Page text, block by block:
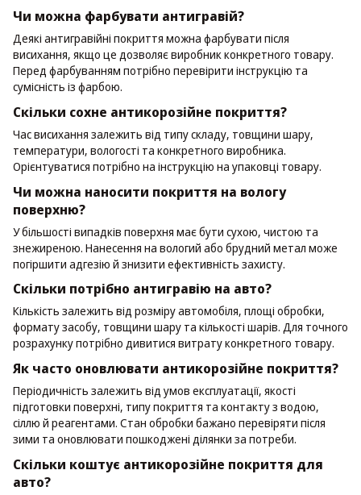
Чи можна фарбувати антигравій?
Деякі антигравійні покриття можна фарбувати після
висихання, якщо це дозволяє виробник конкретного товару.
Перед фарбуванням потрібно перевірити інструкцію та
сумісність із фарбою.
Скільки сохне антикорозійне покриття?
Час висихання залежить від типу складу, товщини шару,
температури, вологості та конкретного виробника.
Орієнтуватися потрібно на інструкцію на упаковці товару.
Чи можна наносити покриття на вологу
поверхню?
У більшості випадків поверхня має бути сухою, чистою та
знежиреною. Нанесення на вологий або брудний метал може
погіршити адгезію й знизити ефективність захисту.
Скільки потрібно антигравію на авто?
Кількість залежить від розміру автомобіля, площі обробки,
формату засобу, товщини шару та кількості шарів. Для точного
розрахунку потрібно дивитися витрату конкретного товару.
Як часто оновлювати антикорозійне покриття?
Періодичність залежить від умов експлуатації, якості
підготовки поверхні, типу покриття та контакту з водою,
сіллю й реагентами. Стан обробки бажано перевіряти після
зими та оновлювати пошкоджені ділянки за потреби.
Скільки коштує антикорозійне покриття для
авто?